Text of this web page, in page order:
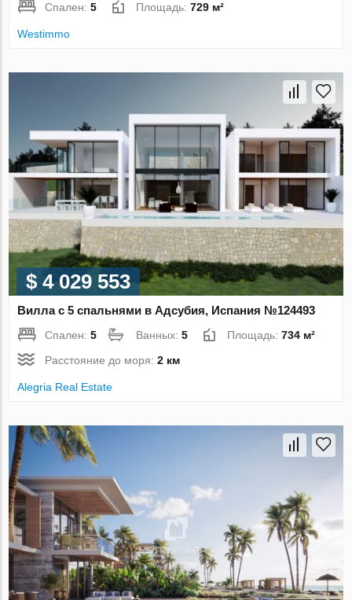
Спален:5 Площадь:729 м²
Westimmo
$ 4 029 553
Вилла с 5 спальнями в Адсубия, Испания №124493
Спален:5 Ванных:5 Площадь:734 м²
Расстояние до моря:2 км
Alegria Real Estate